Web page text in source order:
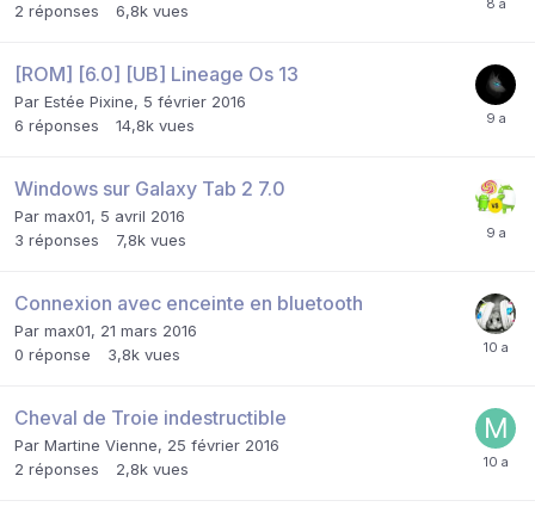
2 réponses 6,8k vues
[ROM] [6.0] [UB] Lineage Os 13
Par Estée Pixine, 5 février 2016
6 réponses 14,8k vues
Windows sur Galaxy Tab 2 7.0
Par max01, 5 avril 2016
3 réponses 7,8k vues
Connexion avec enceinte en bluetooth
Par max01, 21 mars 2016
0 réponse 3,8k vues
Cheval de Troie indestructible
Par Martine Vienne, 25 février 2016
2 réponses 2,8k vues